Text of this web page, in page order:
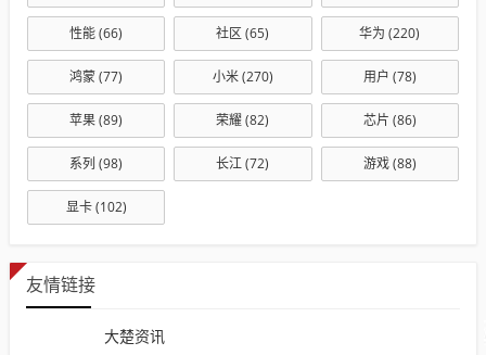
性能(66) 社区 (65) 华为 (220)
鸿蒙(77) 小米(270) 用户 (78)
苹果(89) 荣耀(82) 芯片 (86)
系列 (98) 长江(72) 游戏(88)
显卡(102)
友情链接
大楚资讯